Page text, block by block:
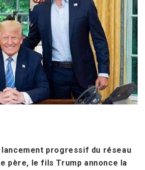
lancement progressif du réseau
père, le fils Trump annonce la